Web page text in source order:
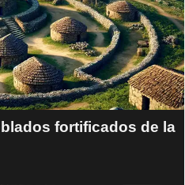
fortificados de la